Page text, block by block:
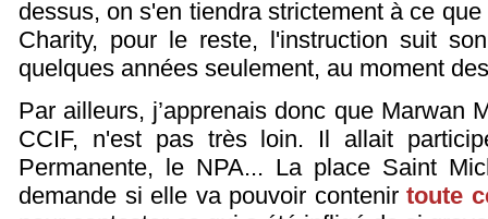
dessus, on s'en tiendra strictement à ce
Charity, pour le reste, l'instruction suit
quelques années seulement, au moment
Par ailleurs, j’apprenais donc que Marwan
CCIF, n'est pas très loin. Il allait
Permanente, le NPA... La place Saint
demande si elle va pouvoir contenirtoute